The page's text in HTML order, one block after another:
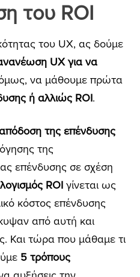
του ROI
του UX, ας δούμε
UX για να
να μάθουμε πρώτα
ή αλλιώς ROI.
της επένδυσης
της
επένδυσης σε σχέση
ROIγίνεται ως
κόστος επένδυσης
από αυτή και
Και τώρα που μάθαμε τι
5 τρόπους